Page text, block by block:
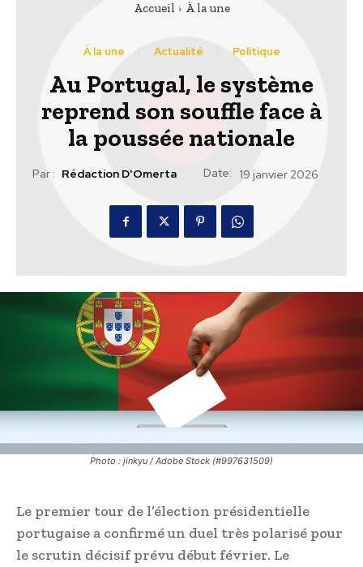
Accueil À la une
À la une Actualité Politique
Au Portugal, le système
reprend son souffle face à
la poussée nationale
Par : Rédaction D'Omerta Date: 19 janvier 2026
Photo : jinkyu / Adobe Stock (#997631509)
Le premier tour de l’élection présidentielle
portugaise a confirmé un duel très polarisé pour
le scrutin décisif prévu début février. Le